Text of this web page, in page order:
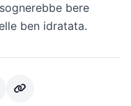
bere
ben idratata.